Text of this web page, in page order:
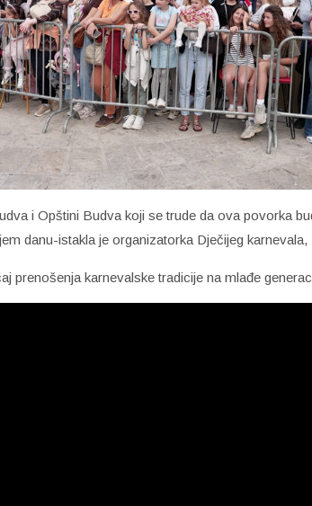
i Opštini Budva koji se trude da ova povorka
danu-istakla je organizatorka Dječijeg
prenošenja karnevalske tradicije na mlađe